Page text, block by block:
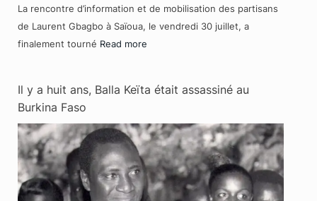
La rencontre d’information et de mobilisation des partisans
de Laurent Gbagbo à Saïoua, le vendredi 30 juillet, a
finalement tourné Read more
Il y a huit ans, Balla Keïta était assassiné au
Burkina Faso